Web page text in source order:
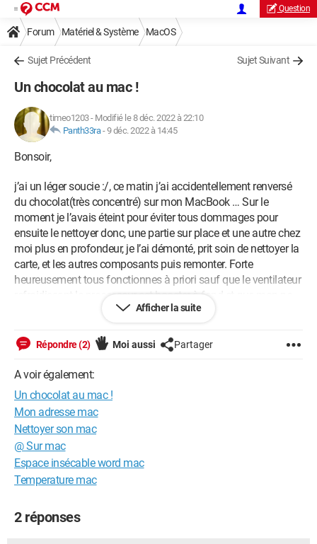
Question
Forum Matériel & Système MacOS
Sujet Précédent Sujet Suivant
Un chocolat au mac !
timeo1203- Modifié le 8 déc. 2022 à 22:10
Panth33ra-9 déc. 2022 à 14:45
Bonsoir,
j’ai un léger soucie :/, ce matin j’ai accidentellement renversé
du chocolat(très concentré) sur mon MacBook … Sur le
moment je l’avais éteint pour éviter tous dommages pour
ensuite le nettoyer donc, une partie sur place et une autre chez
moi plus en profondeur, je l’ai démonté, prit soin de nettoyer la
carte, et les autres composants puis remonter. Forte
heureusement tous fonctionnes à priori sauf que le ventilateur
refroidissant le processeur est booster à fond et que mon pc
ne détecte plus très bien la batterie comme si il lui manquait
secteur pour qu’il puisse démarrer, il ne veut pas démarrer avec
SMC mais sans succès… Je demande alors conseil en vous
remerciant d’avance :)
Afficher la suite
Répondre (2) Moi aussi Partager
A voir également:
Un chocolat au mac !
Mon adresse mac
Nettoyer son mac
@ Sur mac
Espace insécable word mac
Temperature mac
2 réponses